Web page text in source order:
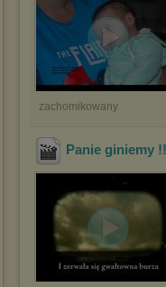
zachomikowany
Panie giniemy